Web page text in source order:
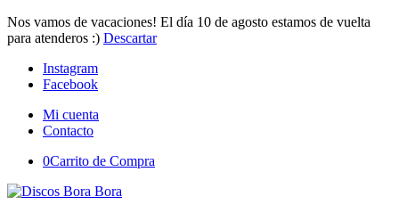
Nos vamos de vacaciones! El día 10 de agosto estamos de vuelta
para atenderos :) Descartar
Instagram
Facebook
Mi cuenta
Contacto
0Carrito de Compra